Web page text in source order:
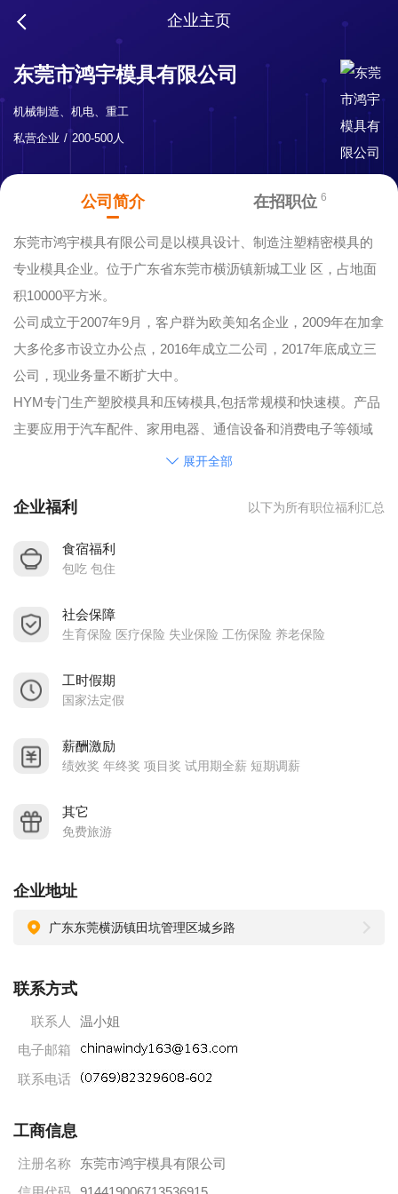
企业主页
东莞市鸿宇模具有限公司
机械制造、机电、重工
私营企业
200-500人
公司简介 在招职位 6
东莞市鸿宇模具有限公司是以模具设计、制造注塑精密模具的
专业模具企业。位于广东省东莞市横沥镇新城工业 区，占地面
积10000平方米。
公司成立于2007年9月，客户群为欧美知名企业，2009年在加拿
大多伦多市设立办公点，2016年成立二公司，2017年底成立三
公司，现业务量不断扩大中。
HYM专门生产塑胶模具和压铸模具,包括常规模和快速模。产品
主要应用于汽车配件、家用电器、通信设备和消费电子等领域
公司以“面向客户，质量第一”为目标，通过科学的管理、先进的
司引进高科技、雇用优秀员工积累了丰富的生产经验，以满足
制造商和领先的模具供应商
零抱怨
坚持4个常规会议：设计审图会议、加工检讨会议、试模检讨会
公司一直注重人才培养，有一支训练有素、技能熟练的专家团
展开全部
企业福利 以下为所有职位福利汇总
食宿福利
包吃 包住
社会保障
生育保险 医疗保险 失业保险 工伤保险 养老保险
工时假期
国家法定假
薪酬激励
绩效奖 年终奖 项目奖 试用期全薪 短期调薪
其它
免费旅游
企业地址
广东东莞横沥镇田坑管理区城乡路
联系方式
联系人
温小姐
电子邮箱
联系电话
工商信息
注册名称
东莞市鸿宇模具有限公司